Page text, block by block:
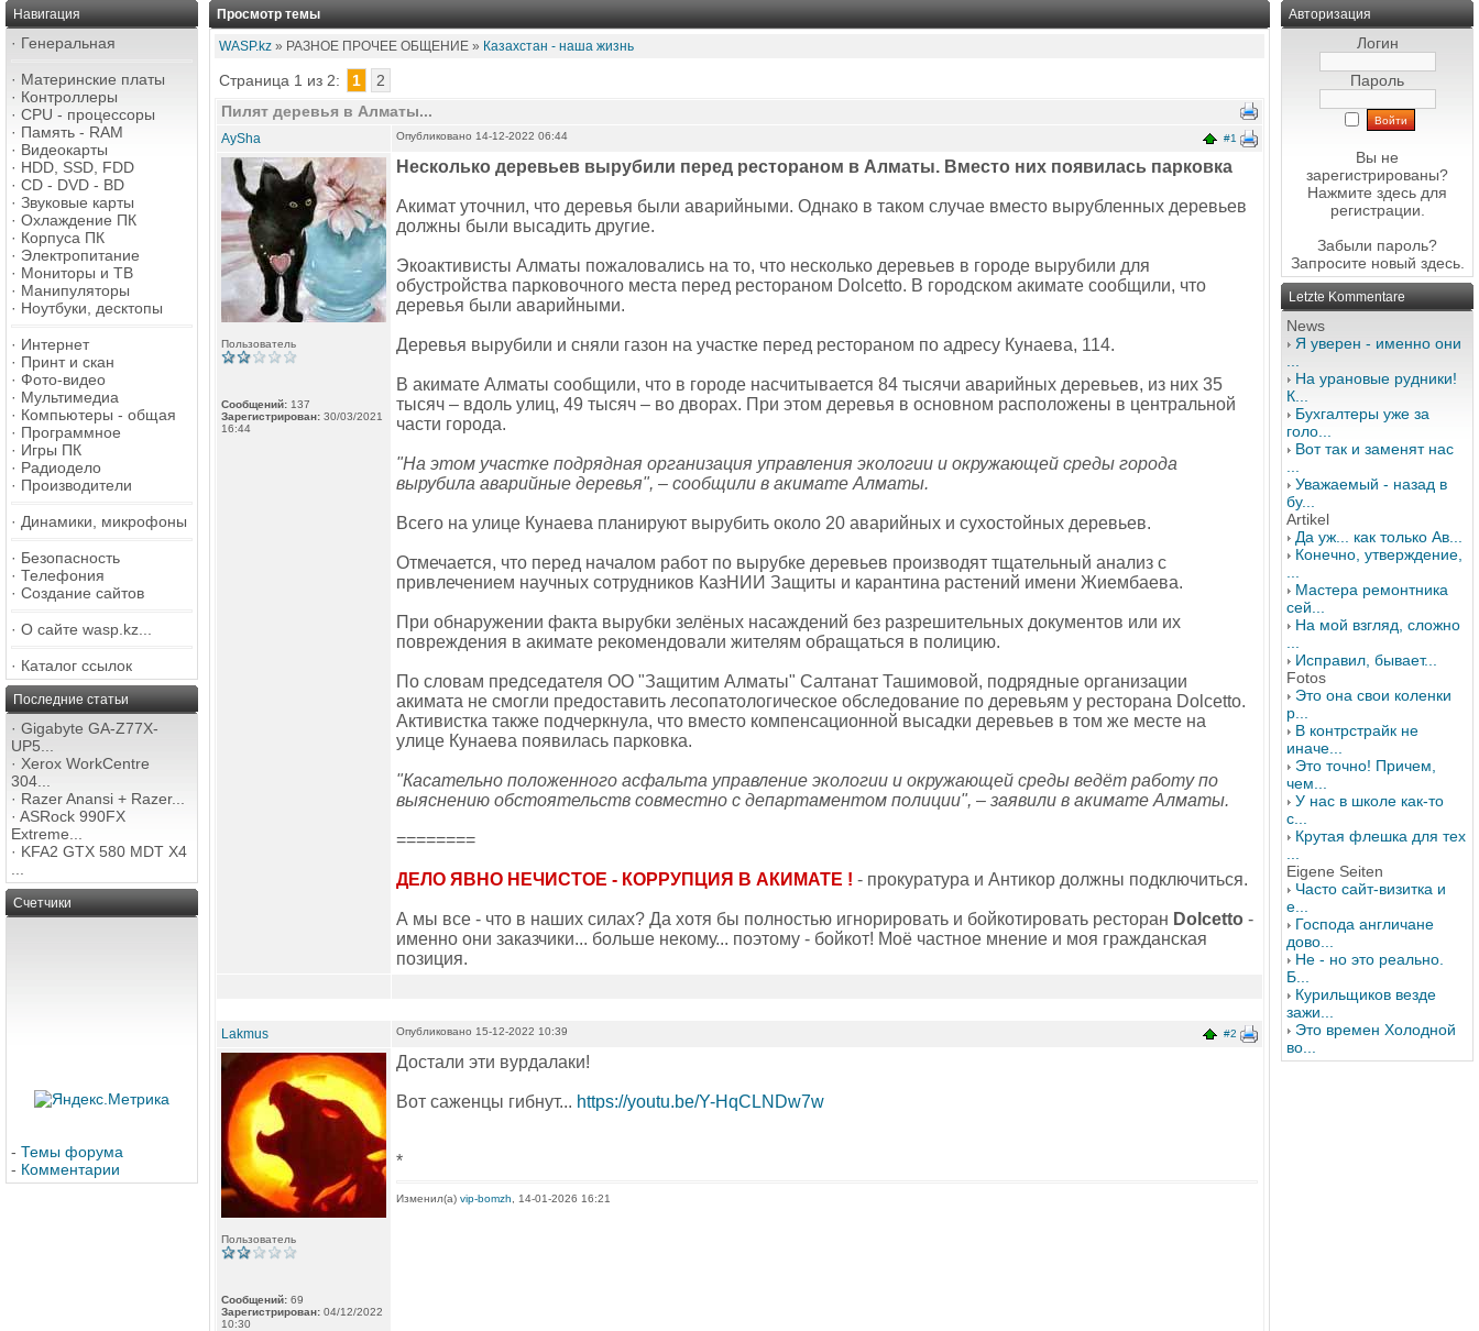
Навигация
· Генеральная
· Материнские платы
· Контроллеры
· CPU - процессоры
· Память - RAM
· Видеокарты
· HDD, SSD, FDD
· CD - DVD - BD
· Звуковые карты
· Охлаждение ПК
· Корпуса ПК
· Электропитание
· Мониторы и ТВ
· Манипуляторы
· Ноутбуки, десктопы
· Интернет
· Принт и скан
· Фото-видео
· Мультимедиа
· Компьютеры - общая
· Программное
· Игры ПК
· Радиодело
· Производители
· Динамики, микрофоны
· Безопасность
· Телефония
· Создание сайтов
· О сайте wasp.kz...
· Каталог ссылок
Последние статьи
· Gigabyte GA-Z77X-
UP5...
· Xerox WorkCentre
304...
· Razer Anansi + Razer...
· ASRock 990FX
Extreme...
· KFA2 GTX 580 MDT X4
Счетчики
- Темы форума
- Комментарии
Просмотр темы
WASP.kz » РАЗНОЕ ПРОЧЕЕ ОБЩЕНИЕ » Казахстан - наша жизнь
Страница 1 из 2: 1
2
Пилят деревья в Алматы...
AySha #1
Опубликовано 14-12-2022 06:44
Пользователь
Сообщений: 137
Зарегистрирован: 30/03/2021
16:44
Несколько деревьев вырубили перед рестораном в Алматы. Вместо них появилась парковка
Акимат уточнил, что деревья были аварийными. Однако в таком случае вместо вырубленных деревьев
должны были высадить другие.
Экоактивисты Алматы пожаловались на то, что несколько деревьев в городе вырубили для
обустройства парковочного места перед рестораном Dolcetto. В городском акимате сообщили, что
деревья были аварийными.
Деревья вырубили и сняли газон на участке перед рестораном по адресу Кунаева, 114.
В акимате Алматы сообщили, что в городе насчитывается 84 тысячи аварийных деревьев, из них 35
тысяч – вдоль улиц, 49 тысяч – во дворах. При этом деревья в основном расположены в центральной
части города.
"На этом участке подрядная организация управления экологии и окружающей среды города
вырубила аварийные деревья", – сообщили в акимате Алматы.
Всего на улице Кунаева планируют вырубить около 20 аварийных и сухостойных деревьев.
Отмечается, что перед началом работ по вырубке деревьев производят тщательный анализ с
привлечением научных сотрудников КазНИИ Защиты и карантина растений имени Жиембаева.
При обнаружении факта вырубки зелёных насаждений без разрешительных документов или их
повреждения в акимате рекомендовали жителям обращаться в полицию.
По словам председателя ОО "Защитим Алматы" Салтанат Ташимовой, подрядные организации
акимата не смогли предоставить лесопатологическое обследование по деревьям у ресторана Dolcetto.
Активистка также подчеркнула, что вместо компенсационной высадки деревьев в том же месте на
улице Кунаева появилась парковка.
"Касательно положенного асфальта управление экологии и окружающей среды ведёт работу по
выяснению обстоятельств совместно с департаментом полиции", – заявили в акимате Алматы.
========
ДЕЛО ЯВНО НЕЧИСТОЕ - КОРРУПЦИЯ В АКИМАТЕ ! - прокуратура и Антикор должны подключиться.
А мы все - что в наших силах? Да хотя бы полностью игнорировать и бойкотировать ресторан Dolcetto -
именно они заказчики... больше некому... поэтому - бойкот! Моё частное мнение и моя гражданская
позиция.
Lakmus #2
Опубликовано 15-12-2022 10:39
Пользователь
Сообщений: 69
Зарегистрирован: 04/12/2022
10:30
Достали эти вурдалаки!
Вот саженцы гибнут... https://youtu.be/Y-HqCLNDw7w
*
Изменил(а) vip-bomzh , 14-01-2026 16:21
Авторизация
Логин
Пароль
Вы не
зарегистрированы?
Нажмите здесь для
регистрации.
Забыли пароль?
Запросите новый здесь.
Letzte Kommentare
News
Я уверен - именно они
На урановые рудники!
К...
Бухгалтеры уже за
голо...
Вот так и заменят нас
Уважаемый - назад в
бу...
Artikel
Да уж... как только Ав...
Конечно, утверждение,
Мастера ремонтника
сей...
На мой взгляд, сложно
Исправил, бывает...
Fotos
Это она свои коленки
р...
В контрстрайк не
иначе...
Это точно! Причем,
чем...
У нас в школе как-то
с...
Крутая флешка для тех
Eigene Seiten
Часто сайт-визитка и
е...
Господа англичане
дово...
Не - но это реально.
Б...
Курильщиков везде
зажи...
Это времен Холодной
во...